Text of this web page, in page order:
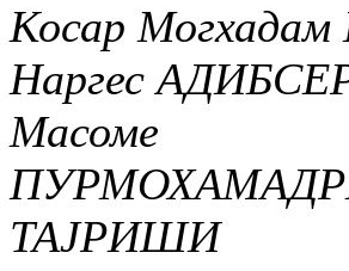
Косар
Наргес
Масоме
ТАЈРИШИ